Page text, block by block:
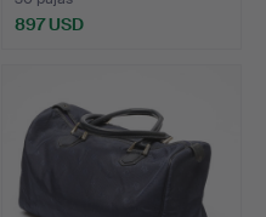
897 USD